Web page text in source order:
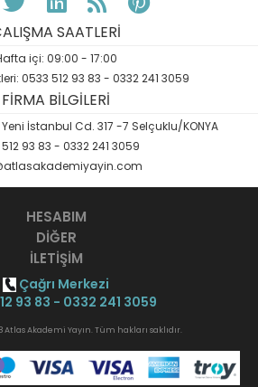
SAATLERİ
içi: 09:00 - 17:00
0533 512 93 83 - 0332 241 3059
FİRMA BİLGİLERİ
İstanbul Cd. 317 -7 Selçuklu/KONYA
93 83 - 0332 241 3059
HESABIM
DİĞER
İLETİŞİM
Çağrı Merkezi
93 83 - 0332 241 3059
Akademi Yayın. Tüm hakları saklıdır.